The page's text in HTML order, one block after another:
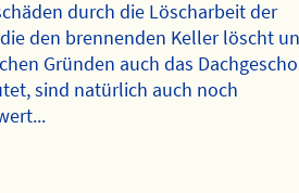
durch die Löscharbeit der
den brennenden Keller löscht
Gründen auch das
sind natürlich auch noch